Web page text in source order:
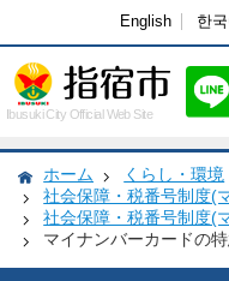
English 한국
Ibusuki City Official Web Site
ホーム
くらし・環境
社会保障・税番号制度(
社会保障・税番号制度(
マイナンバーカードの